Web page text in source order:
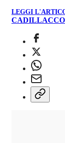
LEGGI
CADILLAC